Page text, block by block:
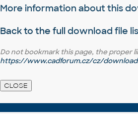
More information about this
Back to the full download file
Do not bookmark this page, the proper
https://www.cadforum.cz/cz/